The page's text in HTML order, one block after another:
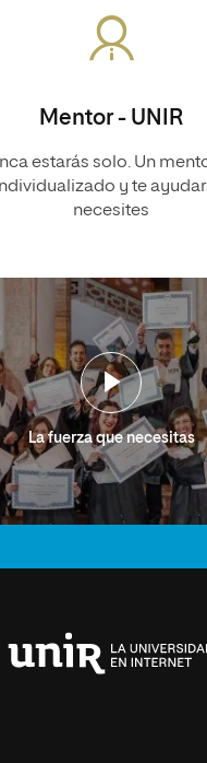
Mentor - UNIR
estarás solo. Un
y te
necesites
La fuerza que necesitas